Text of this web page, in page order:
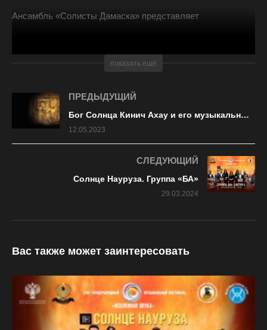
Ансамбль «Солисты Дамаска» представляет
(Всего 420 просмотров, 2 сегодня)
показать ещё
ПРЕДЫДУЩИЙ
Бог Солнца Кинич Ахау и его музыкальные потомки
12.05.2023
СЛЕДУЮЩИЙ
Солнце Науруза. Группа «БА»
29.03.2024
Вас также может заинтересовать